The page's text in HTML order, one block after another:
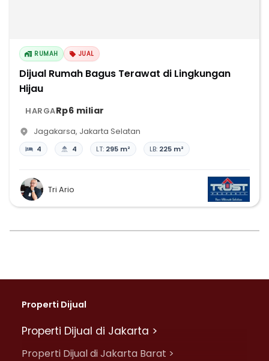
RUMAH JUAL
Dijual Rumah Bagus Terawat di Lingkungan
Hijau
HARGARp6 miliar
Jagakarsa, Jakarta Selatan
4 4 LT: 295 m² LB: 225 m²
Tri Ario
Properti Dijual
Properti Dijual di Jakarta >
Properti Dijual di Jakarta Barat >